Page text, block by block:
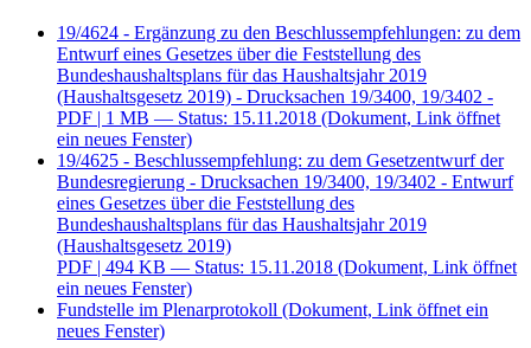
19/4624 - Ergänzung zu den Beschlussempfehlungen: zu dem
Entwurf eines Gesetzes über die Feststellung des
Bundeshaushaltsplans für das Haushaltsjahr 2019
(Haushaltsgesetz 2019) - Drucksachen 19/3400, 19/3402 -
PDF | 1 MB — Status: 15.11.2018 (Dokument, Link öffnet
ein neues Fenster)
19/4625 - Beschlussempfehlung: zu dem Gesetzentwurf der
Bundesregierung - Drucksachen 19/3400, 19/3402 - Entwurf
eines Gesetzes über die Feststellung des
Bundeshaushaltsplans für das Haushaltsjahr 2019
(Haushaltsgesetz 2019)
PDF | 494 KB — Status: 15.11.2018 (Dokument, Link öffnet
ein neues Fenster)
Fundstelle im Plenarprotokoll (Dokument, Link öffnet ein
neues Fenster)